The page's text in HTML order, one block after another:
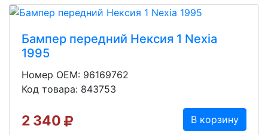
Бампер передний Нексия 1 Nexia
1995
Номер OEM: 96169762
Код товара: 843753
2 340 В корзину